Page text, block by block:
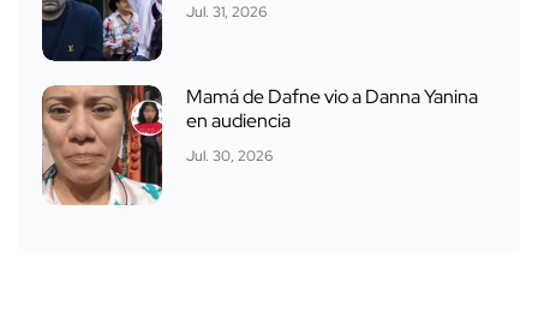
Jul. 31, 2026
Mamá de Dafne vio a Danna Yanina
en audiencia
Jul. 30, 2026